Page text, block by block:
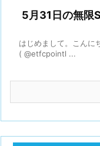
5月31日の無限
はじめまして。こんに
( @etfcpointl ...